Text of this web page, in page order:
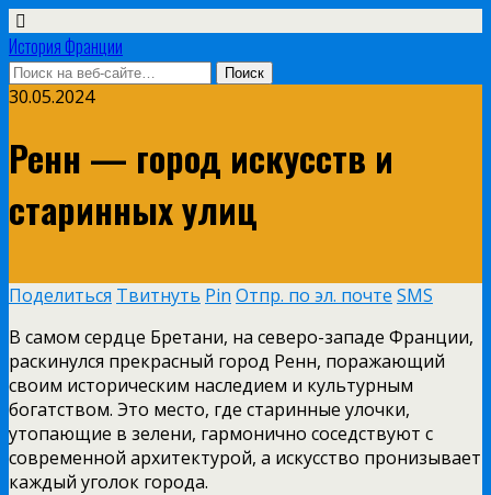
История Франции
30.05.2024
Ренн — город искусств и
старинных улиц
Поделиться Твитнуть Pin Отпр. по эл. почте SMS
В самом сердце Бретани, на северо-западе Франции,
раскинулся прекрасный город Ренн, поражающий
своим историческим наследием и культурным
богатством. Это место, где старинные улочки,
утопающие в зелени, гармонично соседствуют с
современной архитектурой, а искусство пронизывает
каждый уголок города.